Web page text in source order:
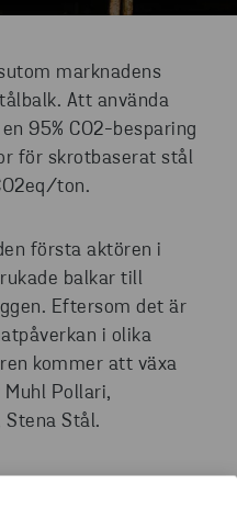
marknadens
Att använda
95% CO2-besparing
för skrotbaserat stål
ton.
första aktören i
balkar till
Eftersom det är
i olika
kommer att växa
Pollari,
Stål.